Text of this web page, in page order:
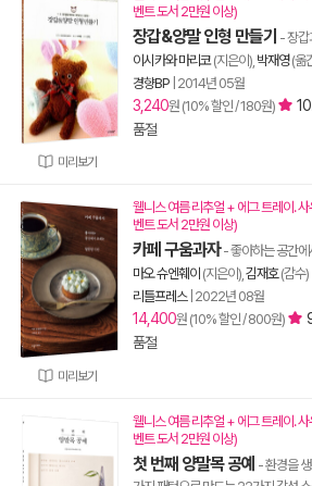
미리보기
벤트 도서 2만원 이상)
장갑&양말 인형 만들기 - 장갑
이시카와 마리코(지은이), 박재영(옮
경향BP 2014년 05월
3,240원 (10% 할인 / 180원)
품절
미리보기
웰니스 여름 리추얼 + 에그 트레이. 사
벤트 도서 2만원 이상)
카페 구움과자- 좋아하는 공간에
마오 슈엔훼이 (지은이), 김재호(감수)
리틀프레스| 2022년 08월
14,400원 (10% 할인 / 800원)
품절
웰니스 여름 리추얼 + 에그 트레이. 사
벤트 도서 2만원 이상)
첫 번째 양말목 공예 - 환경을